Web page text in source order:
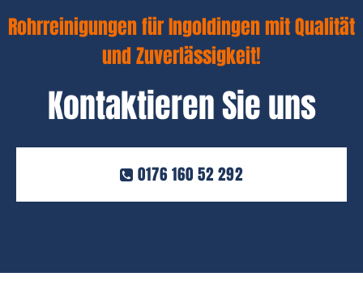
Rohrreinigungen für Ingoldingen mit Qualität
und Zuverlässigkeit!
Kontaktieren Sie uns
0176 160 52 292